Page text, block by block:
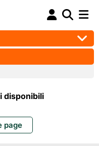
disponibili
page